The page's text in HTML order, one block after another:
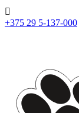

+375 29 5-137-000